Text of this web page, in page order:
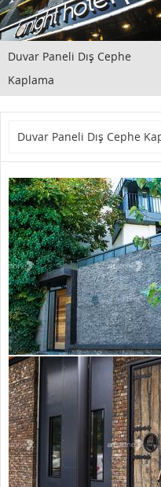
Duvar Paneli Dış Cephe
Kaplama
Duvar Paneli Dış Cephe